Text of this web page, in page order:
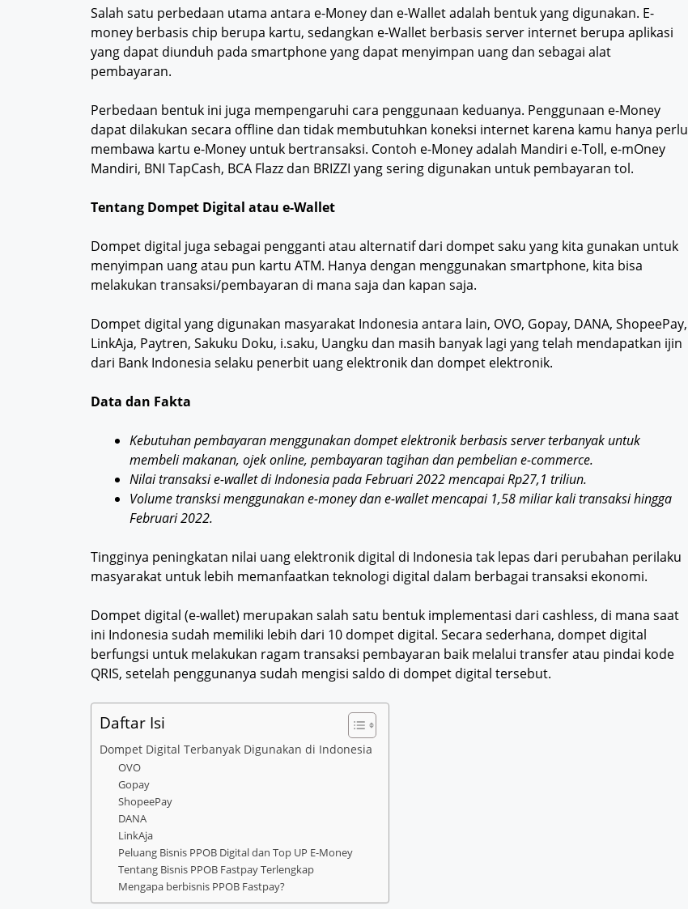
Salah satu perbedaan utama antara e-Money dan e-Wallet adalah bentuk yang digunakan. E-
money berbasis chip berupa kartu, sedangkan e-Wallet berbasis server internet berupa aplikasi
yang dapat diunduh pada smartphone yang dapat menyimpan uang dan sebagai alat
pembayaran.
Perbedaan bentuk ini juga mempengaruhi cara penggunaan keduanya. Penggunaan e-Money
dapat dilakukan secara offline dan tidak membutuhkan koneksi internet karena kamu hanya perlu
membawa kartu e-Money untuk bertransaksi. Contoh e-Money adalah Mandiri e-Toll, e-mOney
Mandiri, BNI TapCash, BCA Flazz dan BRIZZI yang sering digunakan untuk pembayaran tol.
Tentang Dompet Digital atau e-Wallet
Dompet digital juga sebagai pengganti atau alternatif dari dompet saku yang kita gunakan untuk
menyimpan uang atau pun kartu ATM. Hanya dengan menggunakan smartphone, kita bisa
melakukan transaksi/pembayaran di mana saja dan kapan saja.
Dompet digital yang digunakan masyarakat Indonesia antara lain, OVO, Gopay, DANA, ShopeePay,
LinkAja, Paytren, Sakuku Doku, i.saku, Uangku dan masih banyak lagi yang telah mendapatkan ijin
dari Bank Indonesia selaku penerbit uang elektronik dan dompet elektronik.
Data dan Fakta
Kebutuhan pembayaran menggunakan dompet elektronik berbasis server terbanyak untuk
membeli makanan, ojek online, pembayaran tagihan dan pembelian e-commerce.
Nilai transaksi e-wallet di Indonesia pada Februari 2022 mencapai Rp27,1 triliun.
Volume transksi menggunakan e-money dan e-wallet mencapai 1,58 miliar kali transaksi hingga
Februari 2022.
Tingginya peningkatan nilai uang elektronik digital di Indonesia tak lepas dari perubahan perilaku
masyarakat untuk lebih memanfaatkan teknologi digital dalam berbagai transaksi ekonomi.
Dompet digital (e-wallet) merupakan salah satu bentuk implementasi dari cashless, di mana saat
ini Indonesia sudah memiliki lebih dari 10 dompet digital. Secara sederhana, dompet digital
berfungsi untuk melakukan ragam transaksi pembayaran baik melalui transfer atau pindai kode
QRIS, setelah penggunanya sudah mengisi saldo di dompet digital tersebut.
Daftar Isi
Dompet Digital Terbanyak Digunakan di Indonesia
OVO
Gopay
ShopeePay
DANA
LinkAja
Peluang Bisnis PPOB Digital dan Top UP E-Money
Tentang Bisnis PPOB Fastpay Terlengkap
Mengapa berbisnis PPOB Fastpay?